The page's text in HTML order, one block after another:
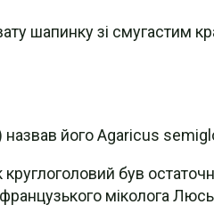
шапинку зі смугастим
назвав його Agaricus
був
міколога